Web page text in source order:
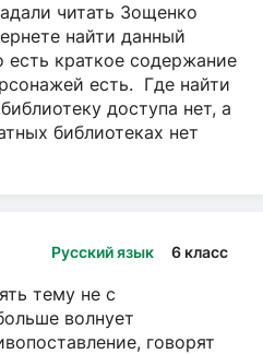
читать Зощенко
найти данный
есть краткое содержание
есть. Где найти
доступа нет, а
библиотеках нет
Русский язык 6 класс
тему не с
волнует
говорят